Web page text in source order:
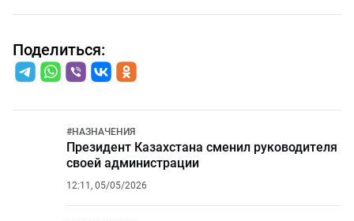
Поделиться:
#НАЗНАЧЕНИЯ
Президент Казахстана сменил руководителя
своей администрации
12:11, 05/05/2026